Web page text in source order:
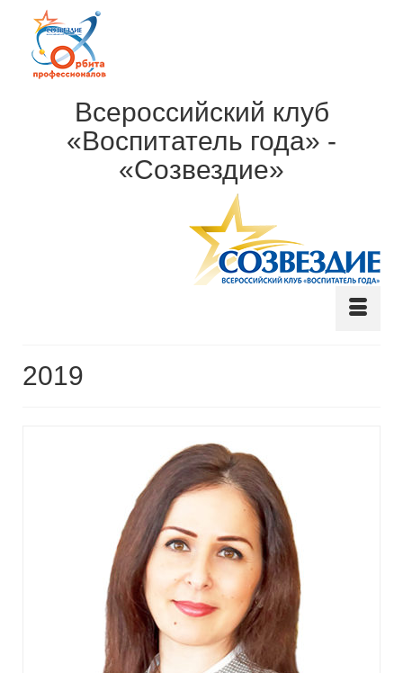
Всероссийский клуб
«Воспитатель года» -
«Созвездие»
2019